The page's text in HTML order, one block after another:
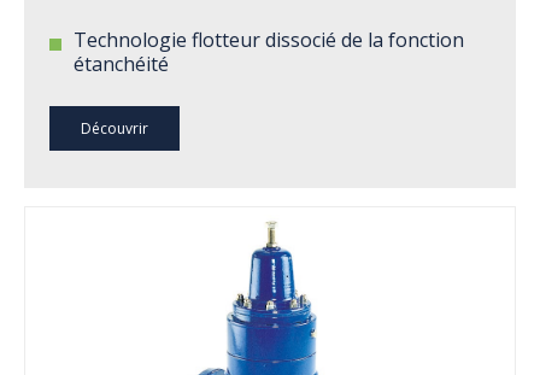
Technologie flotteur dissocié de la fonction
étanchéité
Découvrir